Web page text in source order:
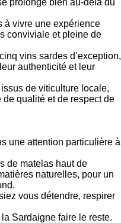
prolonge bien au-delà du
à vivre une expérience
conviviale et pleine de
vins sardes d’exception,
authenticité et leur
de viticulture locale,
qualité et de respect de
une attention particulière à
de matelas haut de
naturelles, pour un
vous détendre, respirer
Sardaigne faire le reste.